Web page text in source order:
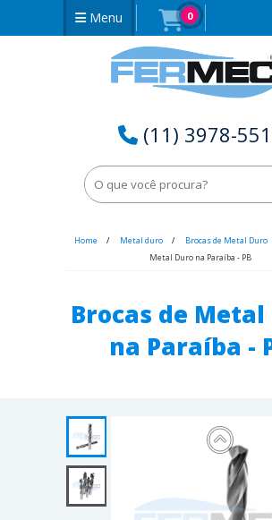
Menu 0
(11) 3978-
Home Metal duro Brocas de Metal Duro
Metal Duro na Paraíba - PB
Brocas de Metal
na Paraíba -